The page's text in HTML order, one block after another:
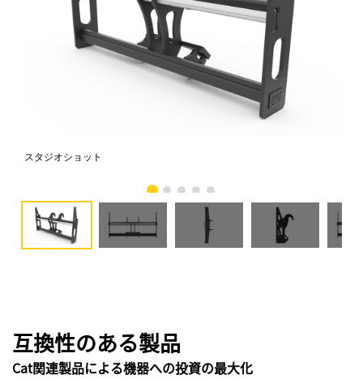
スタジオショット
互換性のある製品
Cat関連製品による機器への投資の最大化